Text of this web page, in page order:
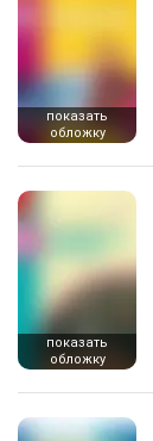
показать
обложку
показать
обложку